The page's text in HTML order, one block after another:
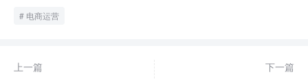
电商运营
上一篇
下一篇